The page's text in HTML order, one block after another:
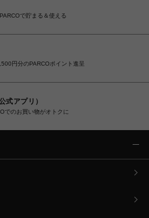
で貯まる＆使える
円分のPARCOポイント進呈
式アプリ）
でのお買い物がオトクに